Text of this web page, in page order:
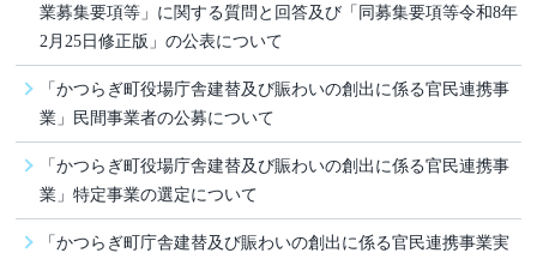
業募集要項等」に関する質問と回答及び「同募集要項等令和8年
2月25日修正版」の公表について
「かつらぎ町役場庁舎建替及び賑わいの創出に係る官民連携事
業」民間事業者の公募について
「かつらぎ町役場庁舎建替及び賑わいの創出に係る官民連携事
業」特定事業の選定について
「かつらぎ町­庁舎建替及­び賑わいの­創出に係る官民連­携事業実